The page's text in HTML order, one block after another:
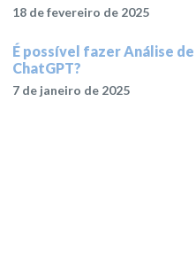
18 de fevereiro de 2025
É possível fazer Análise de
ChatGPT?
7 de janeiro de 2025